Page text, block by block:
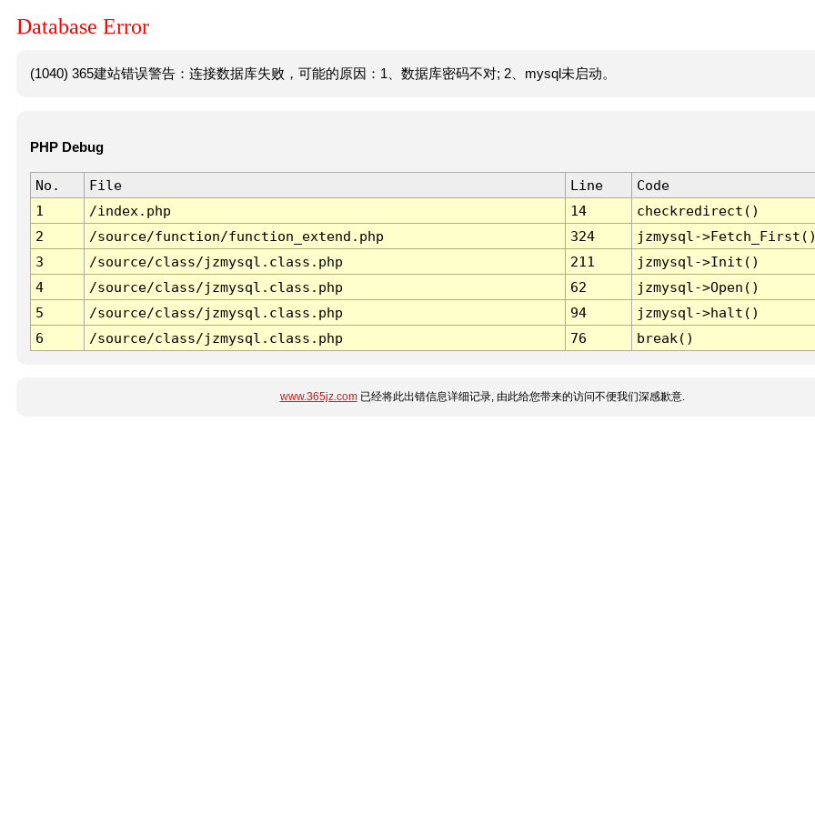
Database Error
(1040) 365建站错误警告：连接数据库失败，可能的原因：1、数据库密码不对; 2、mysql未启动。
PHP Debug
No. File Line
Code
1
/index.php 14
checkredirect()
2
/source/function/function_extend.php 324
jzmysql-
3
/source/class/jzmysql.class.php 211
jzmysql->Init()
4
/source/class/jzmysql.class.php 62
jzmysql->Open()
5
/source/class/jzmysql.class.php 94
jzmysql->halt()
6
/source/class/jzmysql.class.php 76 break()
www.365jz.com已经将此出错信息详细记录, 由此给您带来的访问不便我们深感歉意.